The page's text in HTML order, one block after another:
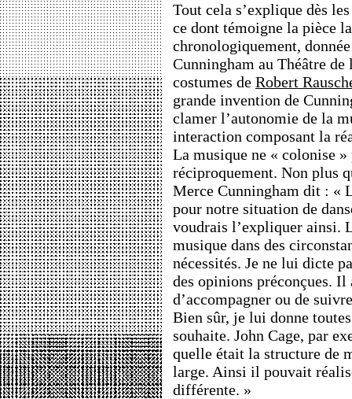
Tout cela s’explique dès
ce dont témoigne la pièce
chronologiquement,
Cunningham au Théâtre
costumes de Robert
grande invention de
clamer l’autonomie de la
interaction composant la
La musique ne « colonise »
réciproquement. Non plus
Merce Cunningham dit : «
pour notre situation de
voudrais l’expliquer ainsi.
musique dans des
nécessités. Je ne lui dicte
des opinions préconçues.
d’accompagner ou de
Bien sûr, je lui donne
souhaite. John Cage, par
quelle était la structure de
large. Ainsi il pouvait
différente. »